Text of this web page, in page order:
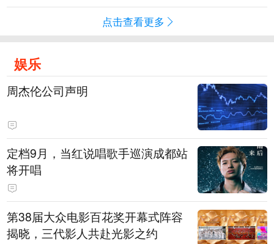
点击查看更多
娱乐
周杰伦公司声明
定档9月，当红说唱歌手巡演成都站
将开唱
第38届大众电影百花奖开幕式阵容
揭晓，三代影人共赴光影之约